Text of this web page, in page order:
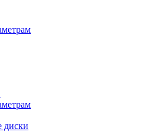
диски